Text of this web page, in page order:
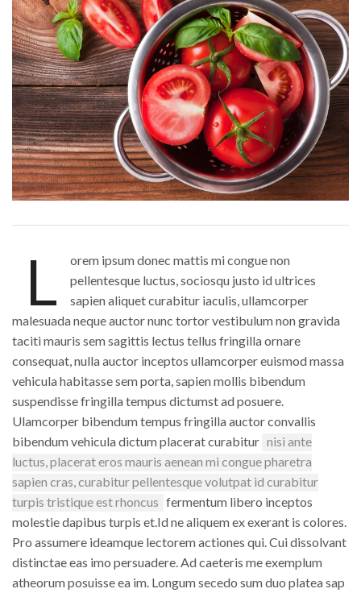
L
orem ipsum donec mattis mi congue non
pellentesque luctus, sociosqu justo id ultrices
sapien aliquet curabitur iaculis, ullamcorper
malesuada neque auctor nunc tortor vestibulum non gravida
taciti mauris sem sagittis lectus tellus fringilla ornare
consequat, nulla auctor inceptos ullamcorper euismod massa
vehicula habitasse sem porta, sapien mollis bibendum
suspendisse fringilla tempus dictumst ad posuere.
Ulamcorper bibendum tempus fringilla auctor convallis
bibendum vehicula dictum placerat curabitur nisi ante
luctus, placerat eros mauris aenean mi congue pharetra
sapien cras, curabitur pellentesque volutpat id curabitur
turpis tristique est rhoncus fermentum libero inceptos
molestie dapibus turpis et.Id ne aliquem ex exerant is colores.
Pro assumere ideamque lectorem actiones qui. Cui dissolvant
distinctae eas imo persuadere. Ad caeteris me exemplum
atheorum posuisse ea im. Longum secedo sum duo platea sap